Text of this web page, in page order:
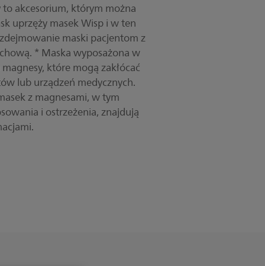
akcesorium, którym można
uprzęży masek Wisp i w ten
maski pacjentom z
* Maska wyposażona w
które mogą zakłócać
lub urządzeń medycznych.
z magnesami, w tym
i ostrzeżenia, znajdują